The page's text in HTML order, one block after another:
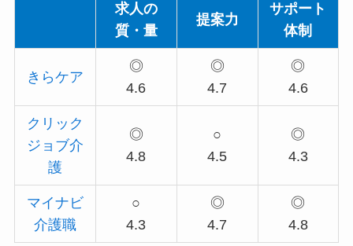
求人の
質・量
提案力
サポート
体制
きらケア
◎
4.6
◎
4.7
◎
4.6
クリック
ジョブ介
護
◎
4.8
○
4.5
◎
4.3
マイナビ
介護職
○
4.3
◎
4.7
◎
4.8